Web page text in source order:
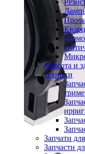
Красота и
техники
Запчати
Запчасти